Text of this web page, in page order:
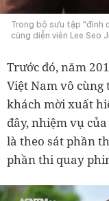
Trong bộ sưu tập "đỉnh
cùng diễn viên Lee Seo
Trước đó, năm
Việt Nam vô
khách mời xuất
đây, nhiệm vụ
là theo sát phần
phần thi quay